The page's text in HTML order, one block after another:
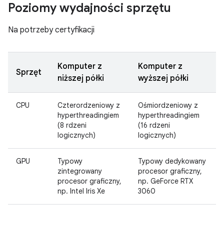
Poziomy wydajności sprzętu
Na potrzeby certyfikacji
Sprzęt
Komputer z
niższej półki
Komputer z
wyższej półki
CPU
Czterordzeniowy z
hyperthreadingiem
(8 rdzeni
logicznych)
Ośmiordzeniowy z
hyperthreadingiem
(16 rdzeni
logicznych)
GPU
Typowy
zintegrowany
procesor graficzny,
np. Intel Iris Xe
Typowy dedykowany
procesor graficzny,
np. GeForce RTX
3060